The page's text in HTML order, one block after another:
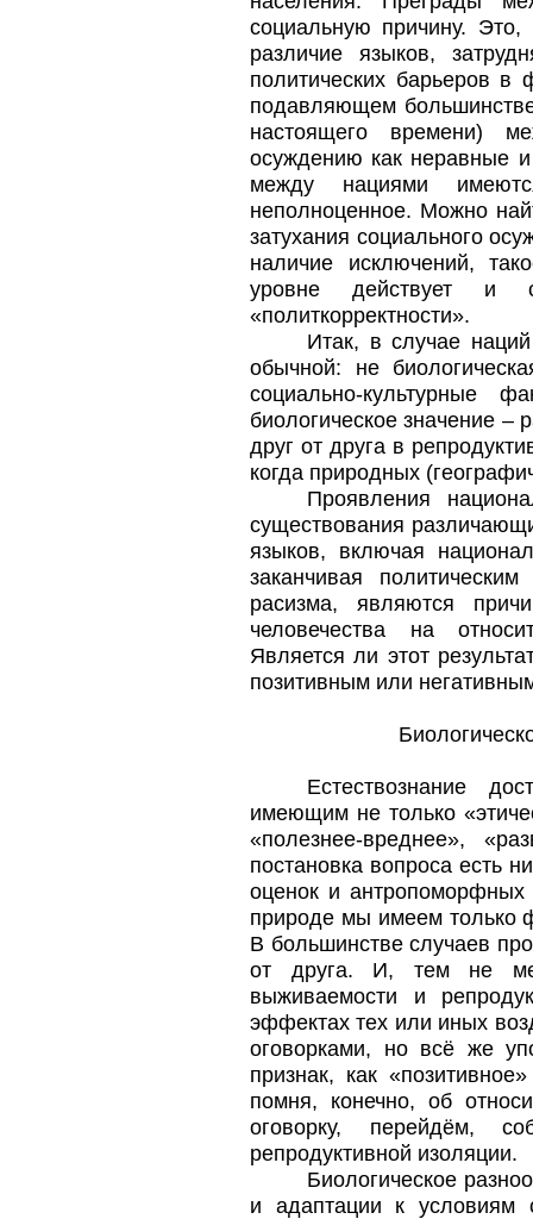
социальную причину. Это,
различие языков,
политических барьеров в
подавляющем
настоящего времени)
осуждению как неравные
между нациями
неполноценное. Можно
затухания социального
наличие исключений,
уровне действует и
«политкорректности».
Итак, в случае
обычной: не
социально-культурные
биологическое значение –
друг от друга в
когда природных
Проявления
существования
языков, включая
заканчивая
расизма, являются
человечества на
Является ли этот
позитивным или
Естествознание
имеющим не только
«полезнее-вреднее»,
постановка вопроса есть
оценок и антропоморфных
природе мы имеем только
В большинстве случаев
от друга. И, тем не
выживаемости и
эффектах тех или иных
оговорками, но всё же
признак, как
помня, конечно, об
оговорку, перейдём,
репродуктивной изоляции.
Биологическое
и адаптации к